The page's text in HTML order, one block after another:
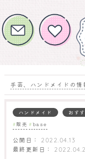
手芸、ハンドメイドの
ハンドメイド おす
販売 base
公開日： 2022.04.13
最終更新日：